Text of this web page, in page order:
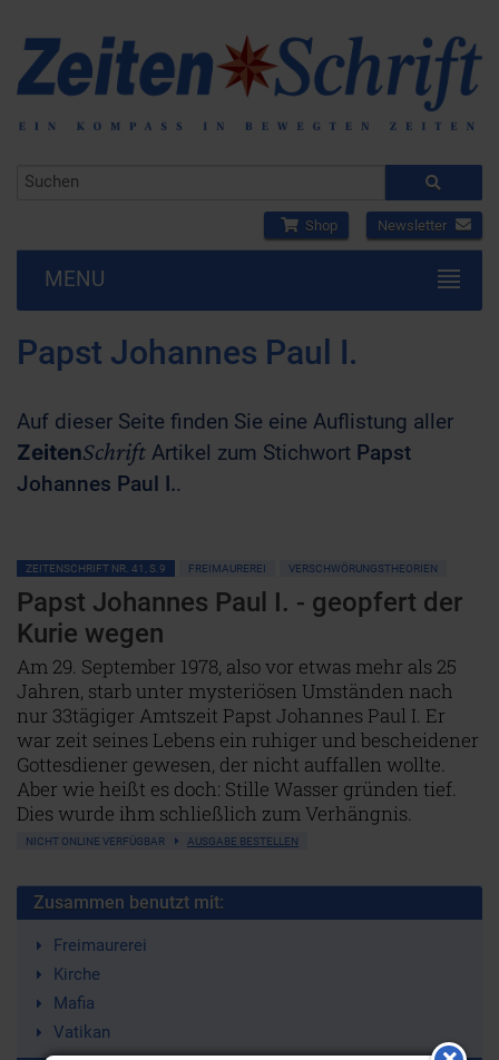
Shop Newsletter
MENU
Papst Johannes Paul I.
Auf dieser Seite finden Sie eine Auflistung aller
ZeitenSchrift Artikel zum Stichwort Papst
Johannes Paul I..
ZEITENSCHRIFT NR. 41, S.9 FREIMAUREREI VERSCHWÖRUNGSTHEORIEN
Papst Johannes Paul I. - geopfert der
Kurie wegen
Am 29. September 1978, also vor etwas mehr als 25
Jahren, starb unter mysteriösen Umständen nach
nur 33tägiger Amtszeit Papst Johannes Paul I. Er
war zeit seines Lebens ein ruhiger und bescheidener
Gottesdiener gewesen, der nicht auffallen wollte.
Aber wie heißt es doch: Stille Wasser gründen tief.
Dies wurde ihm schließlich zum Verhängnis.
NICHT ONLINE VERFÜGBAR AUSGABE BESTELLEN
Zusammen benutzt mit:
Freimaurerei
Kirche
Mafia
Vatikan